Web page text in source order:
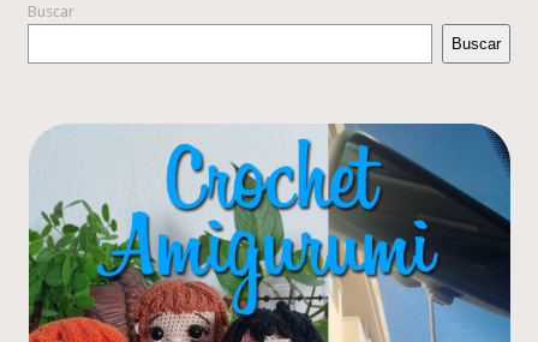
Buscar
Buscar